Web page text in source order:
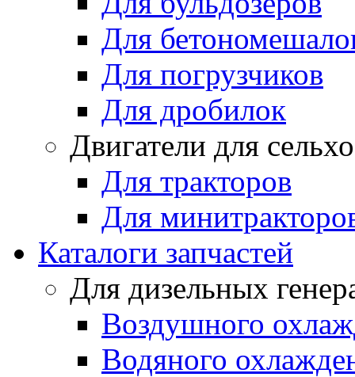
Для
Для погрузчиков
Для дробилок
Двигатели для
Для тракторов
Для
Каталоги запчастей
Для дизельных
Воздушного
Водяного